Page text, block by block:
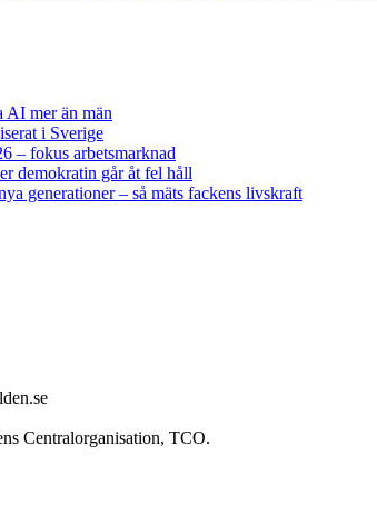
mer än män
i Sverige
– fokus arbetsmarknad
demokratin går åt fel håll
generationer – så mäts fackens livskraft
Centralorganisation, TCO.